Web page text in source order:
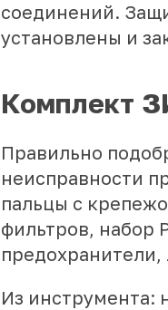
соединений.
установлены и
Комплект
Правильно
неисправности
пальцы с
фильтров, набор
Из инструмента: